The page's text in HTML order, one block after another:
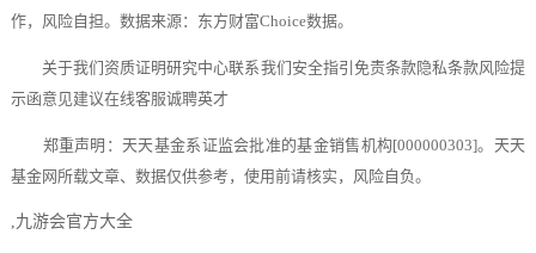
作，风险自担。数据来源：东方财富Choice数据。
关于我们资质证明研究中心联系我们安全指引免责条款隐私条款风险提
示函意见建议在线客服诚聘英才
郑重声明：天天基金系证监会批准的基金销售机构[000000303]。天天
基金网所载文章、数据仅供参考，使用前请核实，风险自负。
,九游会官方大全